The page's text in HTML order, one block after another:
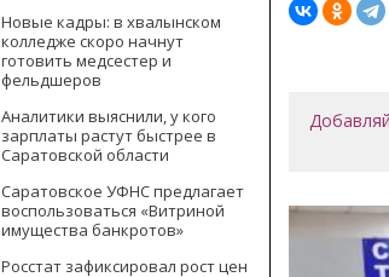
Новые кадры: в хвалынском
колледже скоро начнут
готовить медсестер и
фельдшеров
Аналитики выяснили, у кого
зарплаты растут быстрее в
Саратовской области
Саратовское УФНС предлагает
воспользоваться «Витриной
имущества банкротов»
Росстат зафиксировал рост цен